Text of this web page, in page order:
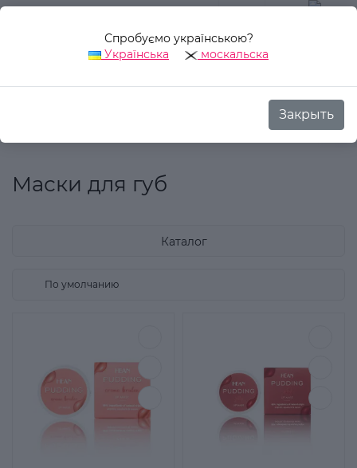
Спробуємо українською?
Українська
москальска
Закрыть
Маски для губ
Каталог